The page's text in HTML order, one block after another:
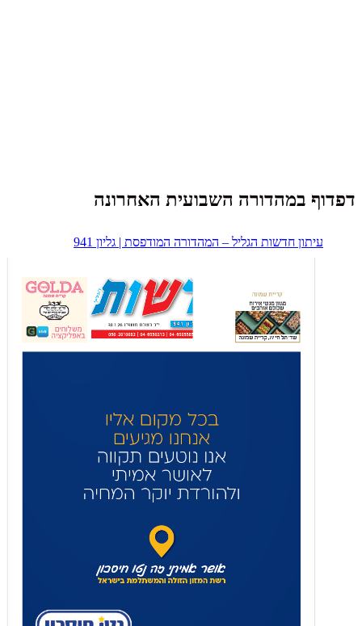
דפדוף במהדורה השבועית האחרונה
עיתון חדשות הגליל – המהדורה המודפסת | גליון 941